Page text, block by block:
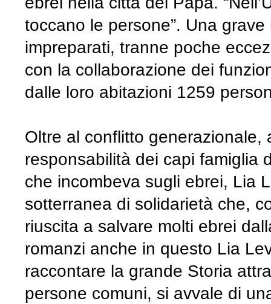
toccano le persone”. Una
impreparati, tranne poche
con la collaborazione dei
dalle loro abitazioni 1259
Oltre al conflitto generazionale,
responsabilità dei capi famiglia
che incombeva sugli ebrei, Lia
sotterranea di solidarietà che,
riuscita a salvare molti ebrei
romanzi anche in questo Lia
raccontare la grande Storia
persone comuni, si avvale di